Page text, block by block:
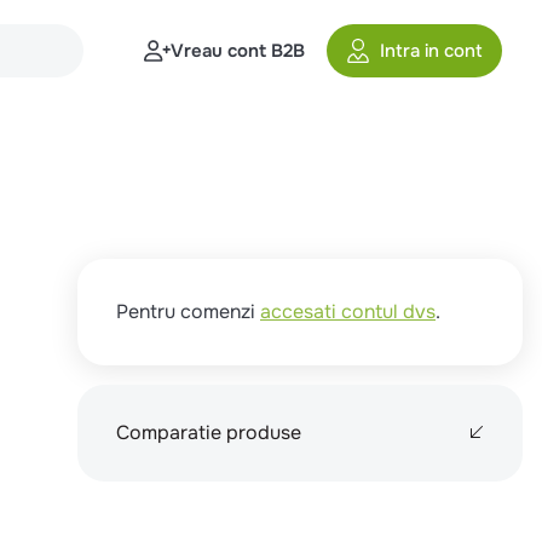
Vreau cont B2B Intra in cont
Pentru comenzi accesati contul dvs.
Comparatie produse